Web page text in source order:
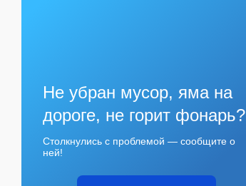
Не убран мусор, яма на
дороге, не горит фонарь?
Столкнулись с проблемой — сообщите о
ней!